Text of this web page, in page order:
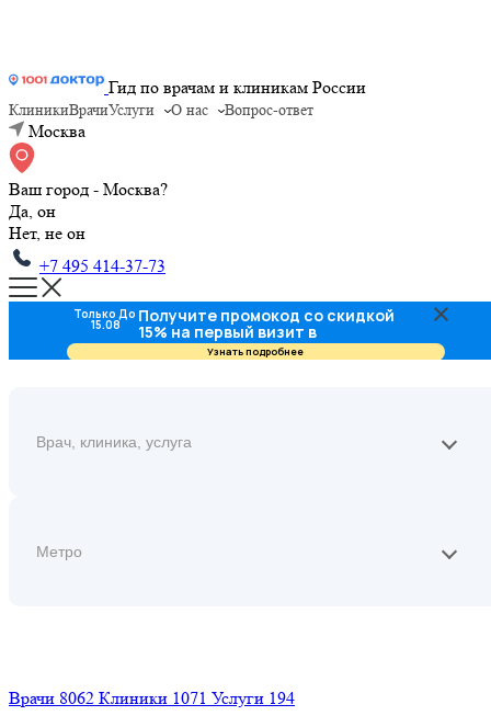
Гид по врачам и клиникам России
КлиникиВрачиУслуги О нас Вопрос-ответ
Москва
Ваш город - Москва?
Да, он
Нет, не он
+7 495 414-37-73
Врачи 8062 Клиники 1071 Услуги 194
Только До
15.08 Получите промокод со скидкой
15% на первый визит в
стоматологию
Узнать подробнее